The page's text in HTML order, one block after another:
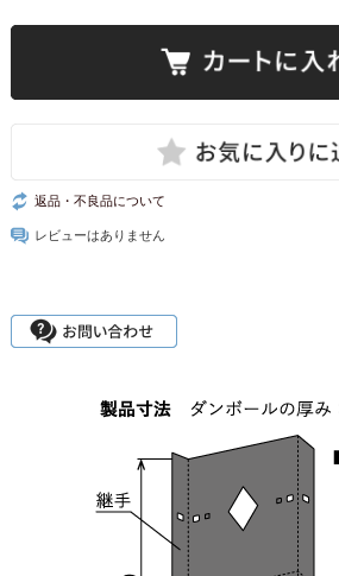
返品・不良品について
レビューはありません